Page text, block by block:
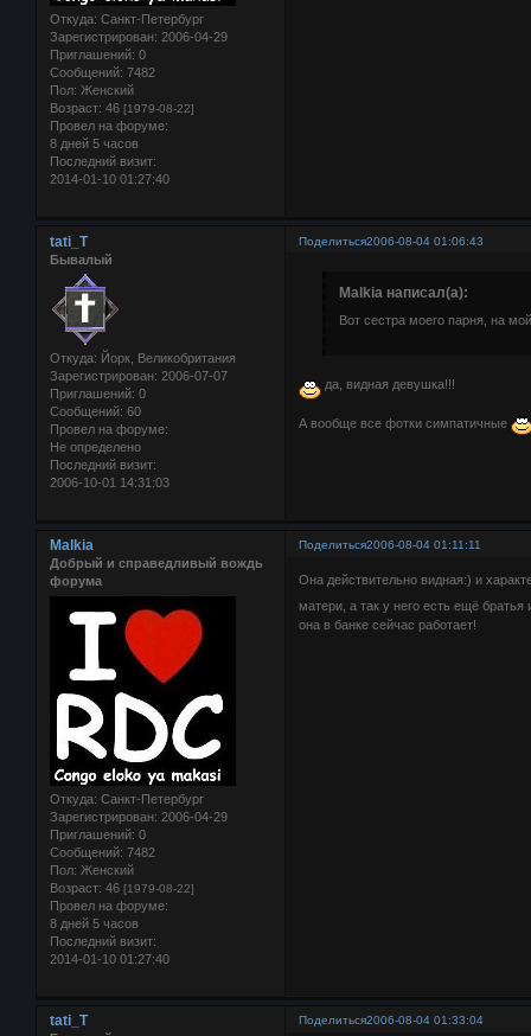
Откуда: Санкт-Петербург
Зарегистрирован: 2006-04-29
Приглашений: 0
Сообщений: 7482
Пол: Женский
Возраст: 46 [1979-08-22]
Провел на форуме:
8 дней 5 часов
Последний визит:
2014-01-10 01:27:40
Поделиться2006-08-04 01:06:43
tati_T
Бывалый
Откуда: Йорк, Великобритания
Зарегистрирован: 2006-07-07
Приглашений: 0
Сообщений: 60
Провел на форуме:
Не определено
Последний визит:
2006-10-01 14:31:03
Malkia написал(а):
Вот сестра моего парня, на
да, видная девушка!!!
А вообще все фотки симпатичные
Поделиться2006-08-04 01:11:11
Malkia
Добрый и справедливый вождь
форума
Откуда: Санкт-Петербург
Зарегистрирован: 2006-04-29
Приглашений: 0
Сообщений: 7482
Пол: Женский
Возраст: 46 [1979-08-22]
Провел на форуме:
8 дней 5 часов
Последний визит:
2014-01-10 01:27:40
Она действительно видная:) и
матери, а так у него есть ещё братья
она в банке сейчас работает!
Поделиться2006-08-04 01:33:04
tati_T